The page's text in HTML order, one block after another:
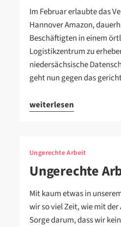
Im Februar erlaubte das
Hannover Amazon,
Beschäftigten in einem
Logistikzentrum zu
niedersächsische
geht nun gegen das
weiterlesen
Ungerechte Arbeit
Ungerechte
Mit kaum etwas in
wir so viel Zeit, wie mit der
Sorge darum, dass wir